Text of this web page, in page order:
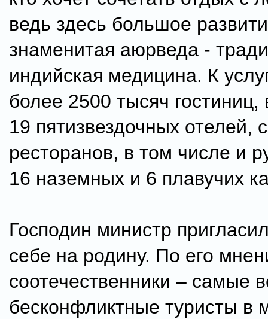
ведь здесь большое
знаменитая аюрведа -
индийская медицина. К
более 2500 тысяч гостиниц,
19 пятизвездочных отелей,
ресторанов, в том числе и
16 наземных и 6 плавучих
Господин министр
себе на родину. По его
соотечественники – самые
бесконфликтные туристы в